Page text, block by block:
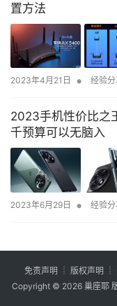
置方法
2023年4月21日 • 经验
2023手机性价比之
千预算可以无脑入
2023年6月29日 • 经验
免责声明 ┊ 版权声明 ┊
Copyright © 2026 巢座耶